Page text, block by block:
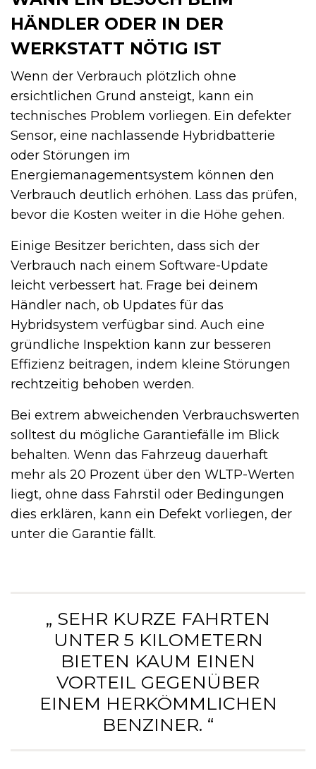
HÄNDLER ODER IN DER
WERKSTATT NÖTIG IST
Wenn der Verbrauch plötzlich ohne
ersichtlichen Grund ansteigt, kann ein
technisches Problem vorliegen. Ein defekter
Sensor, eine nachlassende Hybridbatterie
oder Störungen im
Energiemanagementsystem können den
Verbrauch deutlich erhöhen. Lass das prüfen,
bevor die Kosten weiter in die Höhe gehen.
Einige Besitzer berichten, dass sich der
Verbrauch nach einem Software-Update
leicht verbessert hat. Frage bei deinem
Händler nach, ob Updates für das
Hybridsystem verfügbar sind. Auch eine
gründliche Inspektion kann zur besseren
Effizienz beitragen, indem kleine Störungen
rechtzeitig behoben werden.
Bei extrem abweichenden Verbrauchswerten
solltest du mögliche Garantiefälle im Blick
behalten. Wenn das Fahrzeug dauerhaft
mehr als 20 Prozent über den WLTP-Werten
liegt, ohne dass Fahrstil oder Bedingungen
dies erklären, kann ein Defekt vorliegen, der
unter die Garantie fällt.
„ SEHR KURZE FAHRTEN
UNTER 5 KILOMETERN
BIETEN KAUM EINEN
VORTEIL GEGENÜBER
EINEM HERKÖMMLICHEN
BENZINER. “